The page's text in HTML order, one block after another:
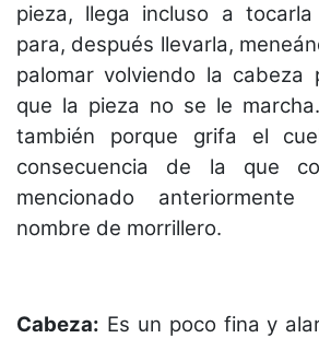
pieza, llega incluso a
para, después llevarla,
palomar volviendo la cabeza
que la pieza no se le
también porque grifa el
consecuencia de la que
mencionado
nombre de morrillero.
Cabeza: Es un poco fina y